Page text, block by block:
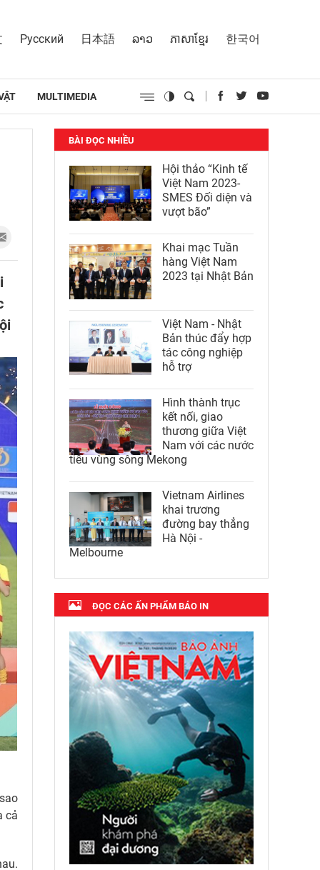
Русский 日本語 ລາວ ភាសាខ្មែរ 한국어
MULTIMEDIA
cả
BÀI ĐỌC NHIỀU
Hội thảo “Kinh tế
Việt Nam 2023-
SMES Đối diện và
vượt bão”
Khai mạc Tuần
hàng Việt Nam
2023 tại Nhật Bản
Việt Nam - Nhật
Bản thúc đẩy hợp
tác công nghiệp
hỗ trợ
Hình thành trục
kết nối, giao
thương giữa Việt
Nam với các nước
tiểu vùng sông Mekong
Vietnam Airlines
khai trương
đường bay thẳng
Hà Nội -
Melbourne
ĐỌC CÁC ẤN PHẨM BÁO IN